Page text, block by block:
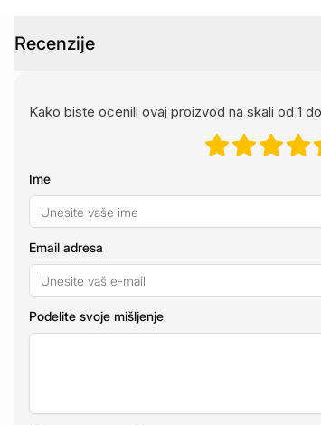
Recenzije
Kako biste ocenili ovaj proizvod na skali od 1
Ime
Email adresa
Podelite svoje mišljenje